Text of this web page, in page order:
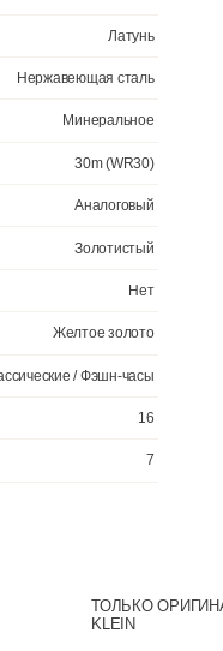
Официальная
ТОЛЬКО
KLEIN